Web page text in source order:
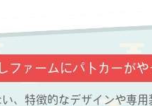
ファームにパトカーがや
、特徴的なデザインや専